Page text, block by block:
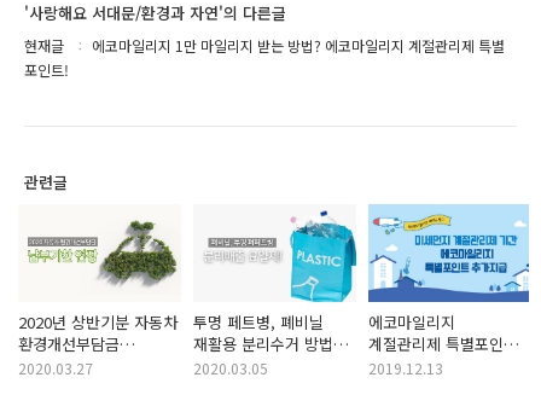
'사랑해요 서대문/환경과 자연'의 다른글
현재글
에코마일리지 1만 마일리지 받는 방법? 에코마일리지 계절관리제 특별
포인트!
관련글
2020년 상반기분 자동차
환경개선부담금
납부기한 연장(~6.30.)
2020.03.27
투명 페트병, 폐비닐
재활용 분리수거 방법
(요일제로 변경)
2020.03.05
에코마일리지
계절관리제 특별포인트
'마일리지 추가로
2019.12.13